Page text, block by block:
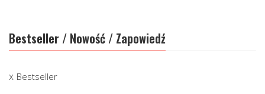
Bestseller / Nowość / Zapowiedź
Bestseller